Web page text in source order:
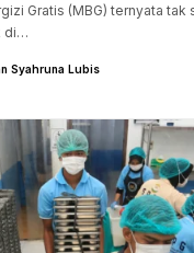
Gratis (MBG) ternyata tak
di…
Syahruna Lubis